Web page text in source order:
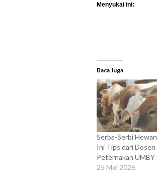
Menyukai ini:
Baca Juga
Serba-Serbi
Ini Tips dari Dosen
Peternakan UMBY
25 Mei 2026